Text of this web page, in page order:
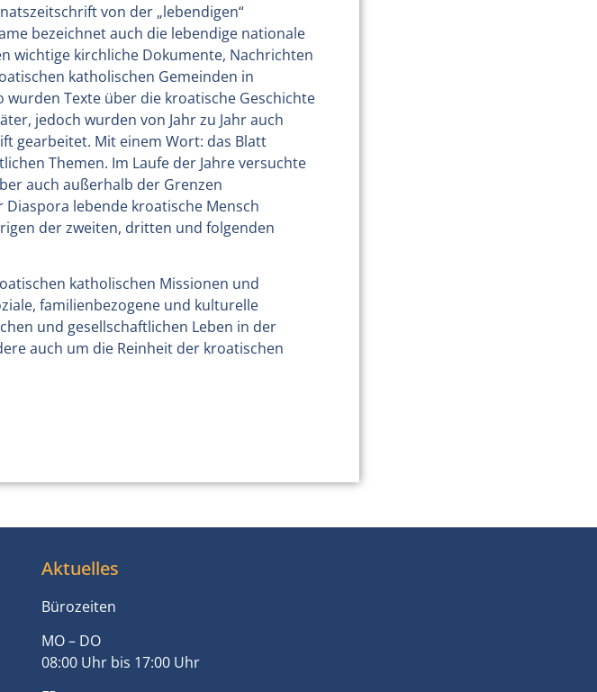
von der „lebendigen“
bezeichnet auch die lebendige nationale
wichtige kirchliche Dokumente, Nachrichten
katholischen Gemeinden in
Texte über die kroatische Geschichte
jedoch wurden von Jahr zu Jahr auch
gearbeitet. Mit einem Wort: das Blatt
Themen. Im Laufe der Jahre versuchte
auch außerhalb der Grenzen
lebende kroatische Mensch
der zweiten, dritten und folgenden
katholischen Missionen und
familienbezogene und kulturelle
und gesellschaftlichen Leben in der
auch um die Reinheit der kroatischen
Aktuelles
Bürozeiten
MO – DO
08:00 Uhr bis 17:00 Uhr